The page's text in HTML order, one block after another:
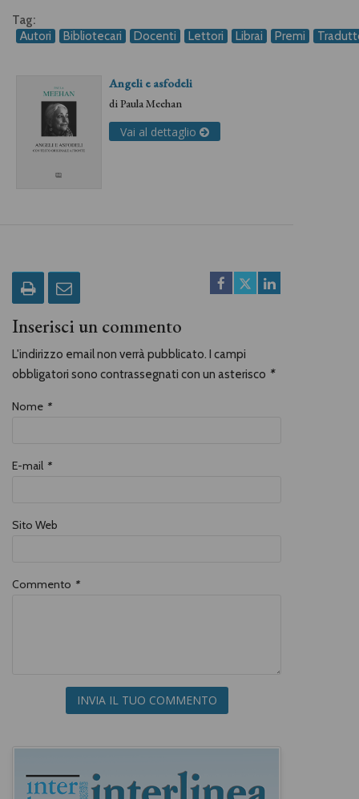
Tag:
Autori
Bibliotecari Docenti Lettori Librai Premi
Angeli e asfodeli
diPaula Meehan
Vai al dettaglio
Inserisci un commento
L'indirizzo email non verrà pubblicato. I campi
obbligatori sono contrassegnati con un asterisco *
Nome *
E-mail *
Sito Web
Commento *
INVIA IL TUO COMMENTO